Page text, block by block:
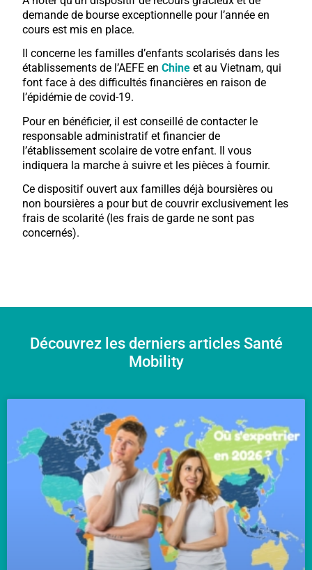
demande de bourse exceptionnelle pour l’année en
cours est mis en place.
Il concerne les familles d’enfants scolarisés dans les
établissements de l’AEFE enChine et au Vietnam, qui
font face à des difficultés financières en raison de
l’épidémie de covid-19.
Pour en bénéficier, il est conseillé de contacter le
responsable administratif et financier de
l’établissement scolaire de votre enfant. Il vous
indiquera la marche à suivre et les pièces à fournir.
Ce dispositif ouvert aux familles déjà boursières ou
non boursières a pour but de couvrir exclusivement les
frais de scolarité (les frais de garde ne sont pas
concernés).
Découvrez les derniers articles Santé
Mobility